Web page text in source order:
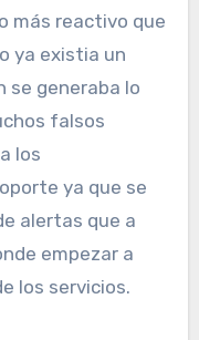
más reactivo que
ya existia un
se generaba lo
falsos
los
ya que se
alertas que a
empezar a
los servicios.